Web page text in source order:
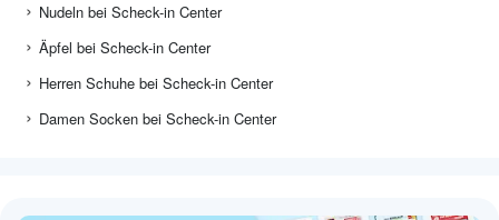
Nudeln bei Scheck-in Center
Äpfel bei Scheck-in Center
Herren Schuhe bei Scheck-in Center
Damen Socken bei Scheck-in Center